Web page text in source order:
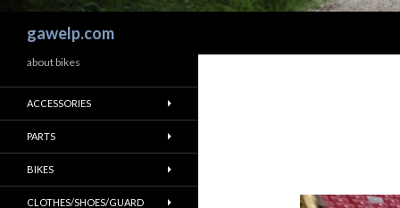
gawelp.com
about bikes
ACCESSORIES
PARTS
BIKES
CLOTHES/SHOES/GUARD